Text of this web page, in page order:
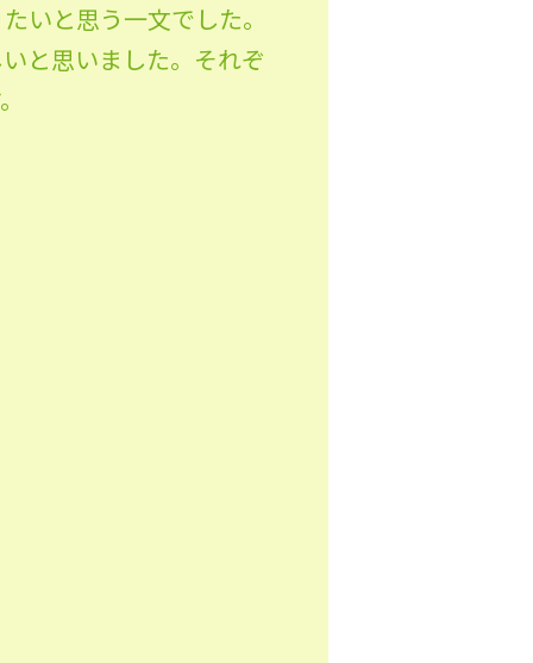
いと思う一文でした。
と思いました。それぞ